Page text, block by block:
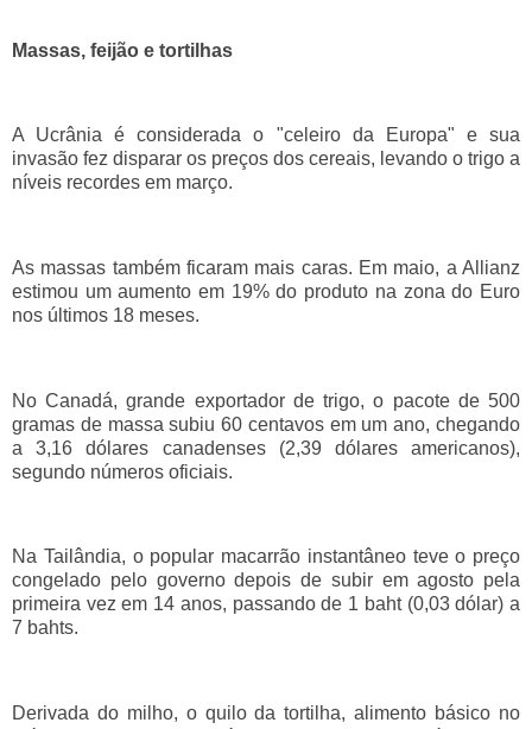
Massas, feijão e tortilhas
A Ucrânia é considerada o "celeiro da Europa" e sua
invasão fez disparar os preços dos cereais, levando o trigo a
níveis recordes em março.
As massas também ficaram mais caras. Em maio, a Allianz
estimou um aumento em 19% do produto na zona do Euro
nos últimos 18 meses.
No Canadá, grande exportador de trigo, o pacote de 500
gramas de massa subiu 60 centavos em um ano, chegando
a 3,16 dólares canadenses (2,39 dólares americanos),
segundo números oficiais.
Na Tailândia, o popular macarrão instantâneo teve o preço
congelado pelo governo depois de subir em agosto pela
primeira vez em 14 anos, passando de 1 baht (0,03 dólar) a
7 bahts.
Derivada do milho, o quilo da tortilha, alimento básico no